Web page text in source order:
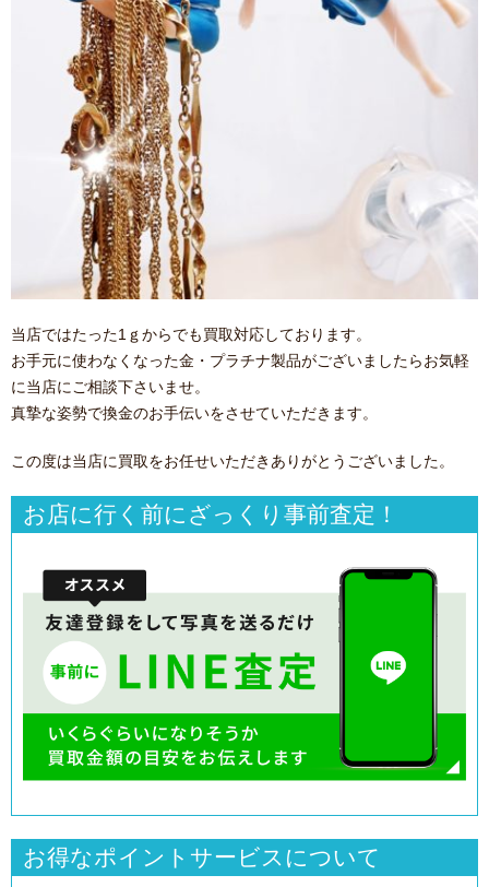
当店ではたった1ｇからでも買取対応しております。
お手元に使わなくなった金・プラチナ製品がございましたらお気軽
に当店にご相談下さいませ。
真摯な姿勢で換金のお手伝いをさせていただきます。
この度は当店に買取をお任せいただきありがとうございました。
お店に行く前にざっくり事前査定！
お得なポイントサービスについて